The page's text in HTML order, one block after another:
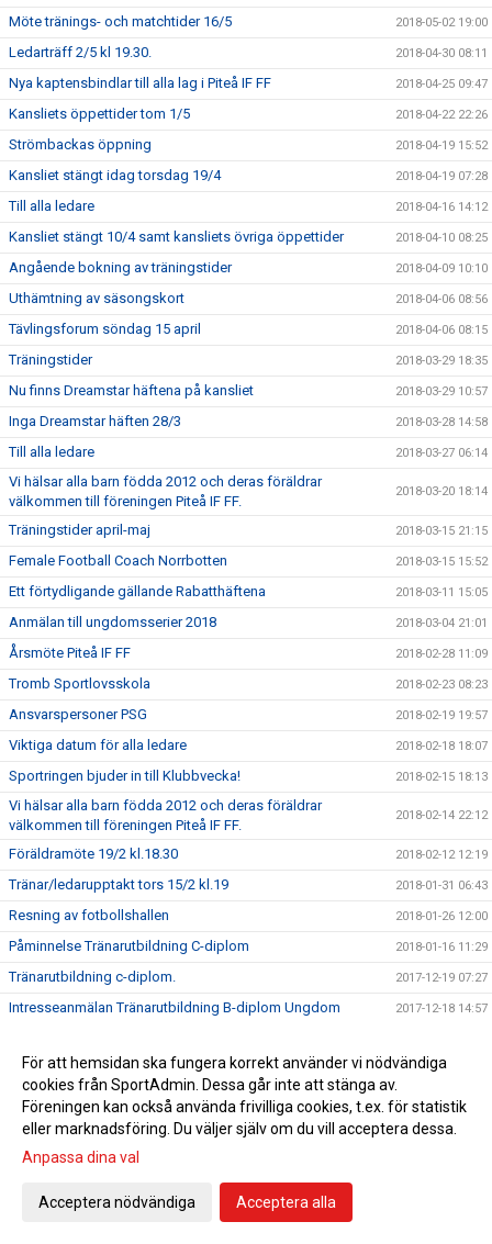
Möte tränings- och matchtider 16/5 2018-05-02 19:00
Ledarträff 2/5 kl 19.30. 2018-04-30 08:11
Nya kaptensbindlar till alla lag i Piteå IF FF 2018-04-25 09:47
Kansliets öppettider tom 1/5 2018-04-22 22:26
Strömbackas öppning 2018-04-19 15:52
Kansliet stängt idag torsdag 19/4 2018-04-19 07:28
Till alla ledare 2018-04-16 14:12
Kansliet stängt 10/4 samt kansliets övriga öppettider 2018-04-10 08:25
Angående bokning av träningstider 2018-04-09 10:10
Uthämtning av säsongskort 2018-04-06 08:56
Tävlingsforum söndag 15 april 2018-04-06 08:15
Träningstider 2018-03-29 18:35
Nu finns Dreamstar häftena på kansliet 2018-03-29 10:57
Inga Dreamstar häften 28/3 2018-03-28 14:58
Till alla ledare 2018-03-27 06:14
Vi hälsar alla barn födda 2012 och deras föräldrar
välkommen till föreningen Piteå IF FF.
2018-03-20 18:14
Träningstider april-maj 2018-03-15 21:15
Female Football Coach Norrbotten 2018-03-15 15:52
Ett förtydligande gällande Rabatthäftena 2018-03-11 15:05
Anmälan till ungdomsserier 2018 2018-03-04 21:01
Årsmöte Piteå IF FF 2018-02-28 11:09
Tromb Sportlovsskola 2018-02-23 08:23
Ansvarspersoner PSG 2018-02-19 19:57
Viktiga datum för alla ledare 2018-02-18 18:07
Sportringen bjuder in till Klubbvecka! 2018-02-15 18:13
Vi hälsar alla barn födda 2012 och deras föräldrar
välkommen till föreningen Piteå IF FF.
2018-02-14 22:12
Föräldramöte 19/2 kl.18.30 2018-02-12 12:19
Tränar/ledarupptakt tors 15/2 kl.19 2018-01-31 06:43
Resning av fotbollshallen 2018-01-26 12:00
Påminnelse Tränarutbildning C-diplom 2018-01-16 11:29
Tränarutbildning c-diplom. 2017-12-19 07:27
Intresseanmälan Tränarutbildning B-diplom Ungdom 2017-12-18 14:57
Stötta laget i ditt hjärta 2017-11-27 12:19
Domarutbildningar 2018 2017-11-19 13:58
Ledaravslutning 2017-11-14 16:12
Möjlighet till målvaktsträning
Kommunträning 17/18
För att hemsidan ska fungera korrekt använder vi nödvändiga
cookies från SportAdmin. Dessa går inte att stänga av.
Föreningen kan också använda frivilliga cookies, t.ex. för statistik
eller marknadsföring. Du väljer själv om du vill acceptera dessa.
Anpassa dina val
Acceptera nödvändiga Acceptera alla